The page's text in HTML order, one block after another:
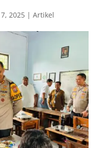
2025| Artikel